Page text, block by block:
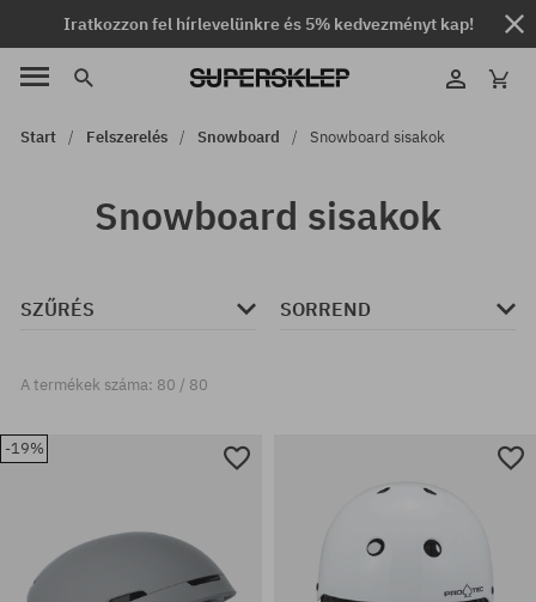
Iratkozzon fel hírlevelünkre és 5% kedvezményt kap!
Start Felszerelés Snowboard Snowboard sisakok
Snowboard sisakok
SZŰRÉS SORREND
A termékek száma: 80 / 80
-19%